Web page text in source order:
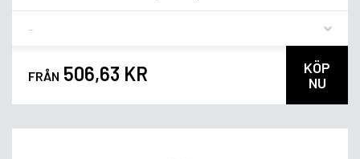
FRÅN 506,63 KR
KÖP
NU